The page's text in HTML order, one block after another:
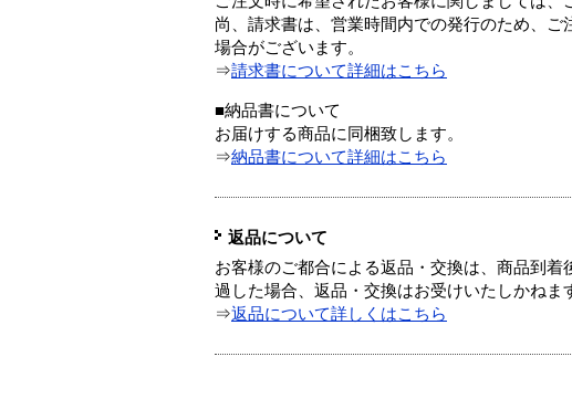
尚、請求書は、営業時間内での発行のため、
場合がございます。
⇒請求書について詳細はこちら
■納品書について
お届けする商品に同梱致します。
⇒納品書について詳細はこちら
返品について
お客様のご都合による返品・交換は、商品到
過した場合、返品・交換はお受けいたしかねま
⇒返品について詳しくはこちら